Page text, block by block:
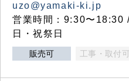
uzo@yamaki-ki.jp
営業時間：9:30〜18:30
日・祝祭日
販売可 工事・取付可